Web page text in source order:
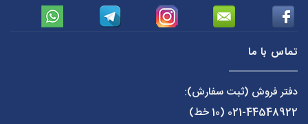
تماس با ما
دفتر فروش (ثبت سفارش):
021-44548922 (10 خط)